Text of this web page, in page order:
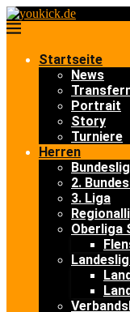
Startseite
News
Portrait
Story
Turniere
Herren
2.
3. Liga
Oberliga